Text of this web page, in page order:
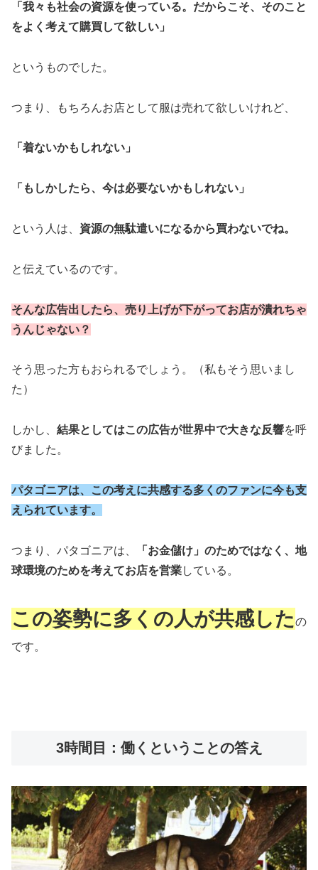
「我々も社会の資源を使っている。だからこそ、そのこと
をよく考えて購買して欲しい」
というものでした。
つまり、もちろんお店として服は売れて欲しいけれど、
「着ないかもしれない」
「もしかしたら、今は必要ないかもしれない」
という人は、 資源の無駄遣いになるから買わないでね。
と伝えているのです。
そんな広告出したら、売り上げが下がってお店が潰れちゃ
うんじゃない？
そう思った方もおられるでしょう。（私もそう思いまし
た）
しかし、 結果としてはこの広告が世界中で大きな反響を呼
びました。
パタゴニアは、この考えに共感する多くのファンに今も支
えられています。
つまり、パタゴニアは、
「お金儲け」のためではなく、地
球環境のためを考えてお店を営業している。
この姿勢に多くの人が共感したの
です。
3時間目：働くということの答え